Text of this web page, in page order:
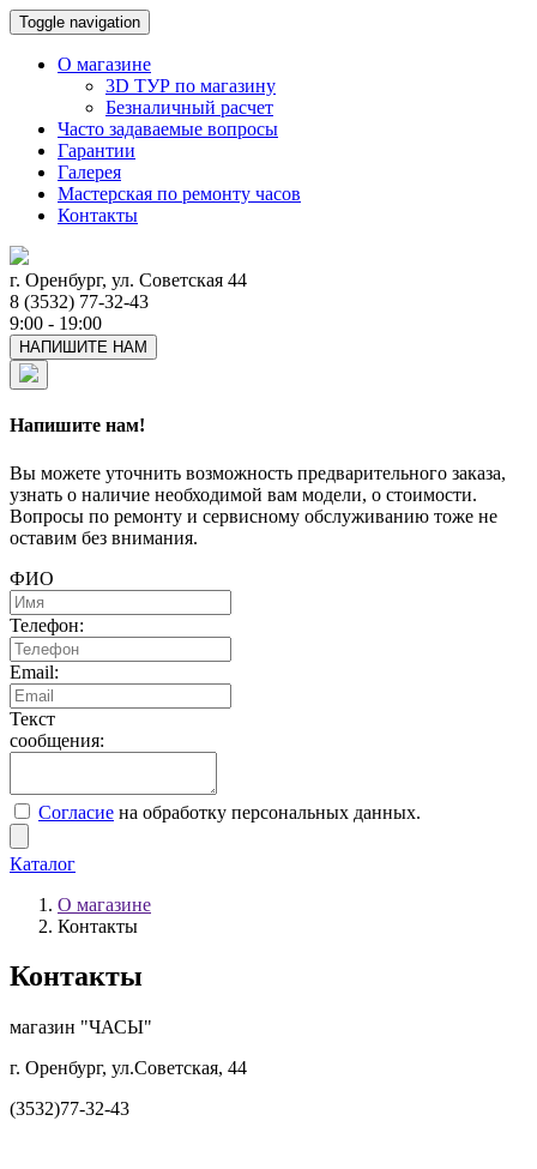
Toggle navigation
О магазине
3D ТУР по магазину
Безналичный расчет
Часто задаваемые вопросы
Гарантии
Галерея
Мастерская по ремонту часов
Контакты
г. Оренбург, ул. Советская 44
8 (3532) 77-32-43
9:00 - 19:00
НАПИШИТЕ НАМ
Напишите нам!
Вы можете уточнить возможность предварительного заказа,
узнать о наличие необходимой вам модели, о стоимости.
Вопросы по ремонту и сервисному обслуживанию тоже не
оставим без внимания.
ФИО
Телефон:
Email:
Текст
сообщения:
Согласие на обработку персональных данных.
Каталог
О магазине
Контакты
Контакты
магазин "ЧАСЫ"
г. Оренбург, ул.Советская, 44
(3532)77-32-43